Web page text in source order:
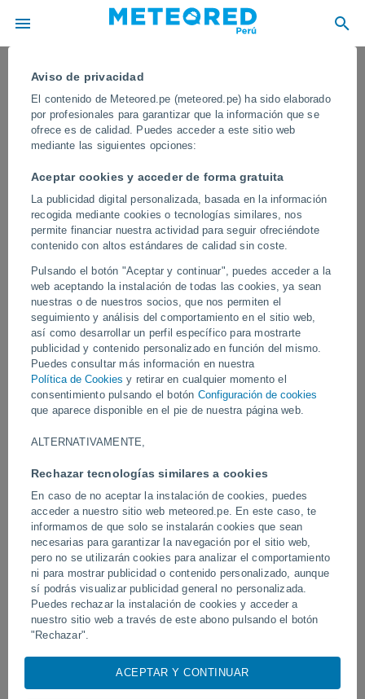
Aviso de privacidad
El contenido de Meteored.pe (meteored.pe) ha sido elaborado
por profesionales para garantizar que la información que se
ofrece es de calidad. Puedes acceder a este sitio web
mediante las siguientes opciones:
Aceptar cookies y acceder de forma gratuita
La publicidad digital personalizada, basada en la información
recogida mediante cookies o tecnologías similares, nos
permite financiar nuestra actividad para seguir ofreciéndote
contenido con altos estándares de calidad sin coste.
Pulsando el botón "Aceptar y continuar", puedes acceder a la
web aceptando la instalación de todas las cookies, ya sean
nuestras o de nuestros socios, que nos permiten el
seguimiento y análisis del comportamiento en el sitio web,
así como desarrollar un perfil específico para mostrarte
publicidad y contenido personalizado en función del mismo.
Puedes consultar más información en nuestra
Política de Cookies y retirar en cualquier momento el
consentimiento pulsando el botón Configuración de cookies
que aparece disponible en el pie de nuestra página web.
ALTERNATIVAMENTE,
Rechazar tecnologías similares a cookies
En caso de no aceptar la instalación de cookies, puedes
acceder a nuestro sitio web meteored.pe. En este caso, te
informamos de que solo se instalarán cookies que sean
necesarias para garantizar la navegación por el sitio web,
pero no se utilizarán cookies para analizar el comportamiento
ni para mostrar publicidad o contenido personalizado, aunque
sí podrás visualizar publicidad general no personalizada.
Puedes rechazar la instalación de cookies y acceder a
nuestro sitio web a través de este abono pulsando el botón
"Rechazar".
Con su consentimiento, nosotros ynuestros sociosusamos
cookies, identificadores únicos o tecnologías similares para
almacenar, acceder y procesar datos personales como su
ACEPTAR Y CONTINUAR
Un terremoto de magnitud 7.8 sacude
la isla de Mindanao, Filipinas
Las autoridades locales iniciaron las labores de búsqueda y
rescate entre los escombros, al tiempo que se realizan
inspecciones para determinar el alcance de los daños del temblor.
Los expertos están atentos a posibles réplicas.
Vídeos
Hace 3 horas
Impactante inundación repentina en
Tighrgar, Argelia.
El tifón Dolphin sacude
de China